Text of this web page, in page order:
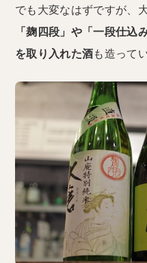
でも大変なはずですが、
「麹四段」や「一段仕込
を取り入れた酒も造って